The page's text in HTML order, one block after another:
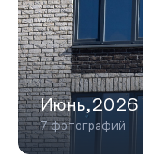
Июнь,2026
7 фотографий